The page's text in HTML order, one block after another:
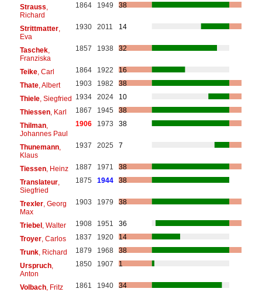
Strauss
Richard
1864 1949 38
Strittmatter,
Eva
1930 2011 14
Taschek,
Franziska
1857 1938 32
Teike, Carl 1864 1922
16
Thate, Albert 1903 1982
38
Thiele, Siegfried 1934 2024
10
Thiessen, Karl 1867 1945
38
Thilman,
Johannes Paul
1906 1973 38
Thunemann,
Klaus
1937 2025 7
Tiessen, Heinz 1887 1971
38
Translateur,
Siegfried
1875 1944 38
Trexler, Georg
Max
1903 1979 38
Triebel, Walter 1908 1951
36
Troyer, Carlos 1837 1920
14
Trunk, Richard 1879 1968
38
Urspruch,
Anton
1850 1907 1
Volbach, Fritz 1861 1940
34